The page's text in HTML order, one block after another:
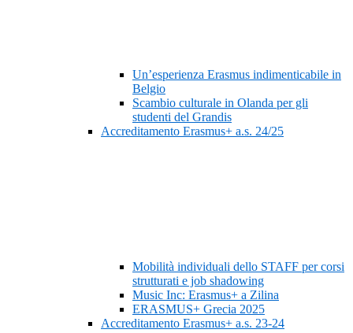
Un’esperienza Erasmus indimenticabile in
Belgio
Scambio culturale in Olanda per gli
studenti del Grandis
Accreditamento Erasmus+ a.s. 24/25
Mobilità individuali dello STAFF per corsi
strutturati e job shadowing
Music Inc: Erasmus+ a Zilina
ERASMUS+ Grecia 2025
Accreditamento Erasmus+ a.s. 23-24